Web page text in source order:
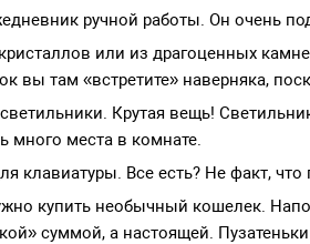
ручной работы. Он очень
или из драгоценных
вы там «встретите» наверняка,
Крутая вещь!
много места в комнате.
клавиатуры. Все есть? Не факт,
купить необычный кошелек.
суммой, а настоящей.